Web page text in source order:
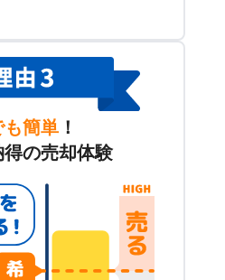
も簡単 ！
の売却体験